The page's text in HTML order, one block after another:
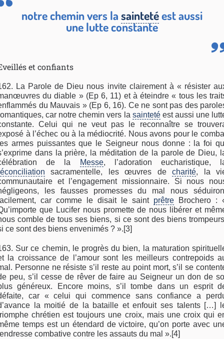
notre chemin vers la saintetéest aussi
une lutte constante
et confiants
La Parole de Dieu nous invite clairement à « résister
du diable » (Ep 6, 11) et à éteindre « tous les
du Mauvais » (Ep 6, 16). Ce ne sont pas des
car notre chemin vers la saintetéest aussi une
Celui qui ne veut pas le reconnaître se
à l’échec ou à la médiocrité. Nous avons pour le
armes puissantes que le Seigneur nous donne : la foi
dans la prière, la méditation de la parole de Dieu,
de la
Messe, l’adoration eucharistique,
sacramentelle, les œuvres decharité, la
et l’engagement missionnaire. Si nous
les fausses promesses du mal nous
car comme le disait le saint prêtre Brochero :
que Lucifer nous promette de nous libérer et
comble de tous ses biens, si ce sont des biens
ce sont des biens envenimés ? ».[3]
Sur ce chemin, le progrès du bien, la maturation
la croissance de l’amour sont les meilleurs contrepoids
Personne ne résiste s’il reste au point mort, s’il se
peu, s’il cesse de rêver de faire au Seigneur un don de
généreux. Encore moins, s’il tombe dans un esprit
car « celui qui commence sans confiance a
la moitié de la bataille et enfouit ses talents […]
chrétien est toujours une croix, mais une croix qui
temps est un étendard de victoire, qu’on porte avec
combative contre les assauts du mal ».[4]